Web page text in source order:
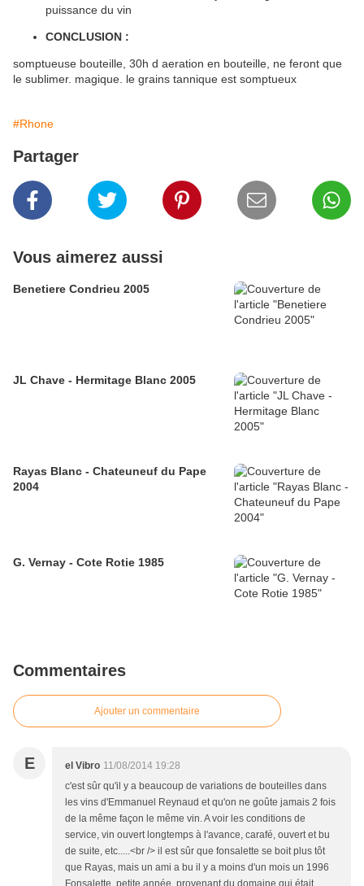
puissance du vin
CONCLUSION :
somptueuse bouteille, 30h d aeration en bouteille, ne feront que
le sublimer. magique. le grains tannique est somptueux
#Rhone
Partager
Vous aimerez aussi
Benetiere Condrieu 2005
JL Chave - Hermitage Blanc 2005
Rayas Blanc - Chateuneuf du Pape
2004
G. Vernay - Cote Rotie 1985
Commentaires
Ajouter un commentaire
E el Vibro 11/08/2014 19:28
c'est sûr qu'il y a beaucoup de variations de bouteilles dans
les vins d'Emmanuel Reynaud et qu'on ne goûte jamais 2 fois
de la même façon le même vin. A voir les conditions de
service, vin ouvert longtemps à l'avance, carafé, ouvert et bu
de suite, etc.....<br /> il est sûr que fonsalette se boit plus tôt
que Rayas, mais un ami a bu il y a moins d'un mois un 1996
Fonsalette, petite année, provenant du domaine qui était